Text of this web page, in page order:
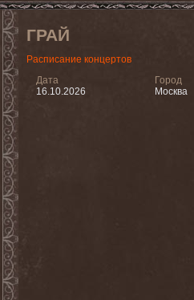
ГРАЙ
Расписание концертов
Дата
16.10.2026
Город
Москва